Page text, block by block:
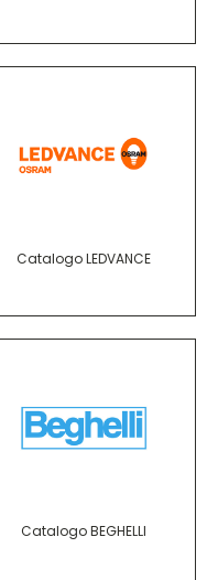
Catalogo LEDVANCE
Catalogo BEGHELLI